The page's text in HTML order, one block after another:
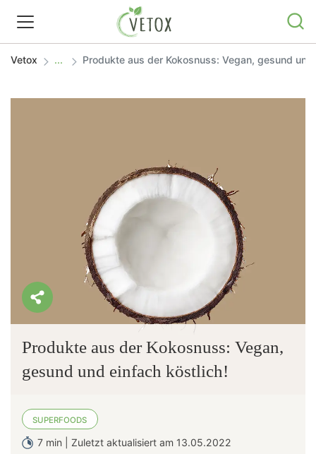
REZEPTWELT
GRATIS ERNÄHRUNGSTIPPS
Vetox Produkte aus der Kokosnuss: Vegan, gesund
Produkte aus der Kokosnuss: Vegan,
gesund und einfach köstlich!
SUPERFOODS
7 min | Zuletzt aktualisiert am 13.05.2022